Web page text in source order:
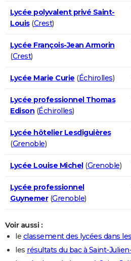
Lycée polyvalent privé Saint-
Louis(Crest)
Lycée François-Jean Armorin
(Crest)
Lycée Marie Curie (Échirolles)
Lycée professionnel Thomas
Edison (Échirolles)
Lycée hôtelier Lesdiguières
(Grenoble)
Lycée Louise Michel(Grenoble)
Lycée professionnel
Guynemer(Grenoble)
Voir aussi :
le classement des lycées dans
les résultats du bac à Saint-